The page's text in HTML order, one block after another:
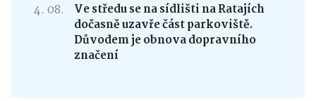
4. 08.
Ve středu se na sídlišti na Ratajích
dočasně uzavře část parkoviště.
Důvodem je obnova dopravního
značení